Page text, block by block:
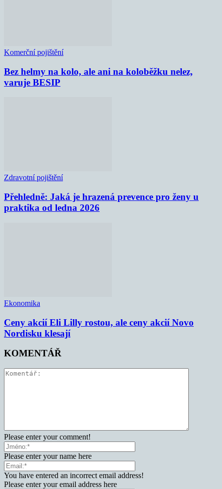
Komerční pojištění
Bez helmy na kolo, ale ani na koloběžku nelez,
varuje BESIP
Zdravotní pojištění
Přehledně: Jaká je hrazená prevence pro ženy u
praktika od ledna 2026
Ekonomika
Ceny akcií Eli Lilly rostou, ale ceny akcií Novo
Nordisku klesají
KOMENTÁŘ
Please enter your comment!
Please enter your name here
You have entered an incorrect email address!
Please enter your email address here